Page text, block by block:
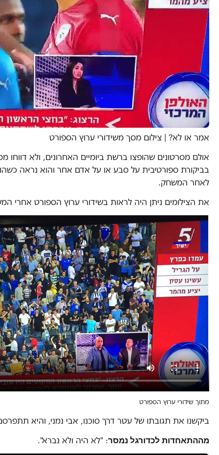
אמר או לא? | צילום מסך משידורי ערוץ הספורט
אולם מסרטונים שהופצו ברשת ביומיים האחרונים, ולא
בביקורת ספורטיבית על סבע או על אדם אחר והוא נראה
לאחר המשחק.
את הצילומים ניתן היה לראות בשידורי ערוץ הספורט אחרי
מתוך שידורי ערוץ הספורט
ביקשנו את תגובתו של עטר דרך סוכנו, אבי נמני, והיא
מההתאחדות לכדורגל נמסר: "לא היה ולא נברא".